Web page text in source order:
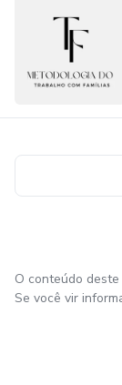
O conteúdo
Se você vir